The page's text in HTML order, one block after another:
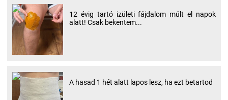
12 évig tartó izületi fájdalom múlt el napok
alatt! Csak bekentem...
A hasad 1 hét alatt lapos lesz, ha ezt betartod